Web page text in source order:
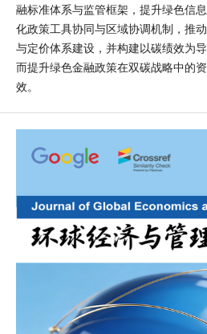
融标准体系与监管框架，提升绿色信
化政策工具协同与区域协调机制，推
与定价体系建设，并构建以碳绩效为
而提升绿色金融政策在双碳战略中的
效。